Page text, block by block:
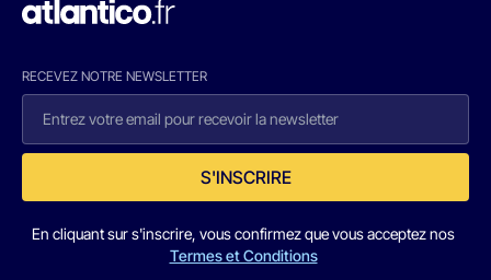
RECEVEZ NOTRE NEWSLETTER
S'INSCRIRE
En cliquant sur s'inscrire, vous confirmez que vous acceptez nos
Termes et Conditions